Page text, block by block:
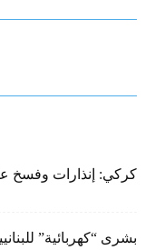
كركي: إنذارات وفسخ
بشرى “كهربائية”